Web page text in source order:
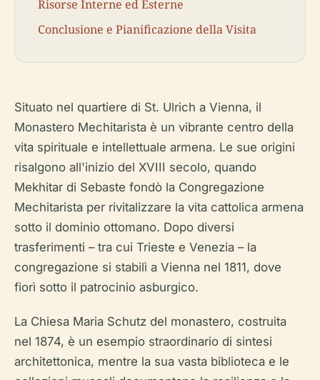
Risorse Interne ed Esterne
Conclusione e Pianificazione della Visita
Situato nel quartiere di St. Ulrich a Vienna, il
Monastero Mechitarista è un vibrante centro della
vita spirituale e intellettuale armena. Le sue origini
risalgono all'inizio del XVIII secolo, quando
Mekhitar di Sebaste fondò la Congregazione
Mechitarista per rivitalizzare la vita cattolica armena
sotto il dominio ottomano. Dopo diversi
trasferimenti – tra cui Trieste e Venezia – la
congregazione si stabilì a Vienna nel 1811, dove
fiorì sotto il patrocinio asburgico.
La Chiesa Maria Schutz del monastero, costruita
nel 1874, è un esempio straordinario di sintesi
architettonica, mentre la sua vasta biblioteca e le